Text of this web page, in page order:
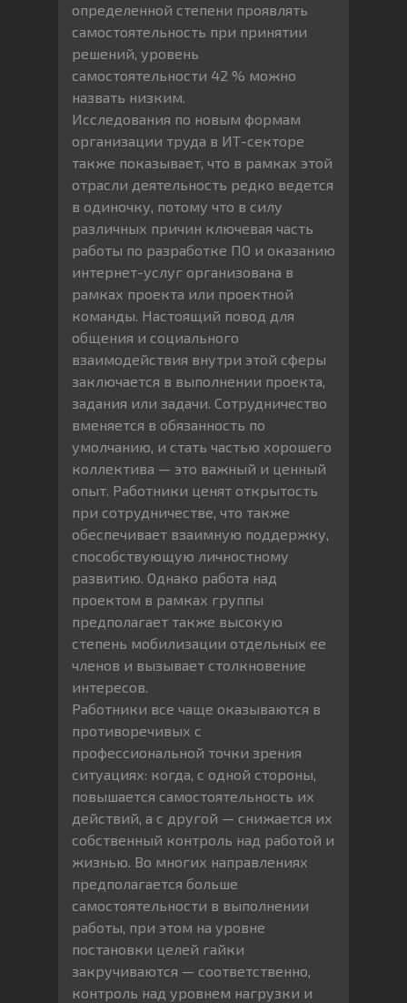
определенной степени проявлять
самостоятельность при принятии
решений, уровень
самостоятельности 42 % можно
назвать низким.
Исследования по новым формам
организации труда в ИТ-секторе
также показывает, что в рамках этой
отрасли деятельность редко ведется
в одиночку, потому что в силу
различных причин ключевая часть
работы по разработке ПО и оказанию
интернет-услуг организована в
рамках проекта или проектной
команды. Настоящий повод для
общения и социального
взаимодействия внутри этой сферы
заключается в выполнении проекта,
задания или задачи. Сотрудничество
вменяется в обязанность по
умолчанию, и стать частью хорошего
коллектива — это важный и ценный
опыт. Работники ценят открытость
при сотрудничестве, что также
обеспечивает взаимную поддержку,
способствующую личностному
развитию. Однако работа над
проектом в рамках группы
предполагает также высокую
степень мобилизации отдельных ее
членов и вызывает столкновение
интересов.
Работники все чаще оказываются в
противоречивых с
профессиональной точки зрения
ситуациях: когда, с одной стороны,
повышается самостоятельность их
действий, а с другой — снижается их
собственный контроль над работой и
жизнью. Во многих направлениях
предполагается больше
самостоятельности в выполнении
работы, при этом на уровне
постановки целей гайки
закручиваются — соответственно,
контроль над уровнем нагрузки и